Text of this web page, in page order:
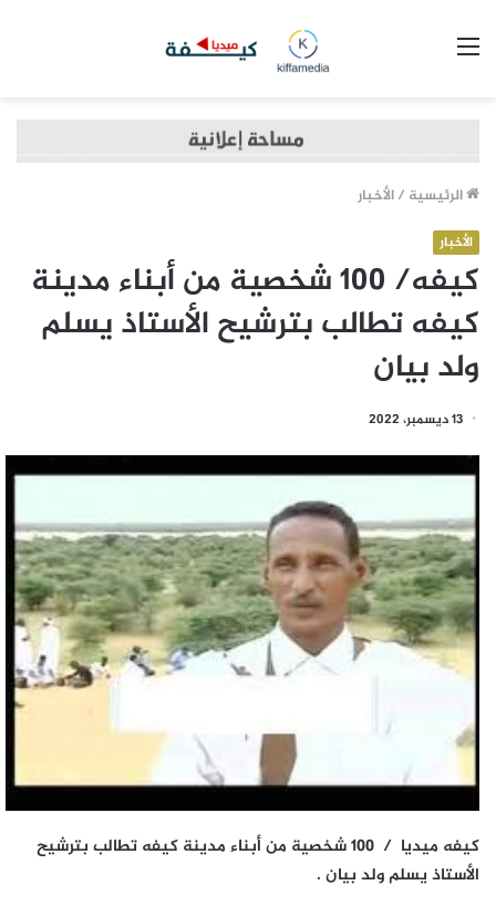
الرئيسية /الأخبار
الأخبار
كيفه/ 100 شخصية من أبناء مدينة
كيفه تطالب بترشيح الأستاذ يسلم
ولد بيان
13 ديسمبر، 2022
كيفه ميديا / 100 شخصية من أبناء مدينة كيفه تطالب بترشيح
الأستاذ يسلم ولد بيان .